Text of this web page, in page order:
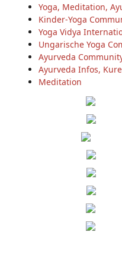
Yoga, Meditation,
Kinder-Yoga
Yoga Vidya
Ungarische Yoga
Ayurveda
Ayurveda Infos,
Meditation